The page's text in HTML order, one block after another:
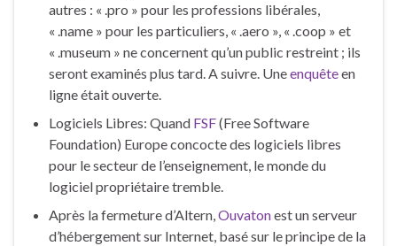
autres : « .pro » pour les professions libérales,
« .name » pour les particuliers, « .aero », « .coop » et
« .museum » ne concernent qu’un public restreint ; ils
seront examinés plus tard. A suivre. Uneenquêteen
ligne était ouverte.
Logiciels Libres: Quand FSF(Free Software
Foundation) Europe concocte des logiciels libres
pour le secteur de l’enseignement, le monde du
logiciel propriétaire tremble.
Après la fermeture d’Altern,Ouvatonest un serveur
d’hébergement sur Internet, basé sur le principe de la